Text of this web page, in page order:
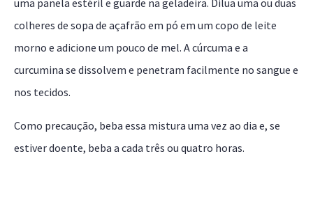
uma panela estéril e guarde na geladeira. Dilua uma ou duas
colheres de sopa de açafrão em pó em um copo de leite
morno e adicione um pouco de mel. A cúrcuma e a
curcumina se dissolvem e penetram facilmente no sangue e
nos tecidos.
Como precaução, beba essa mistura uma vez ao dia e, se
estiver doente, beba a cada três ou quatro horas.